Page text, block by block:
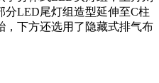
分LED尾灯组造型延伸至C柱
，下方还选用了隐藏式排气布